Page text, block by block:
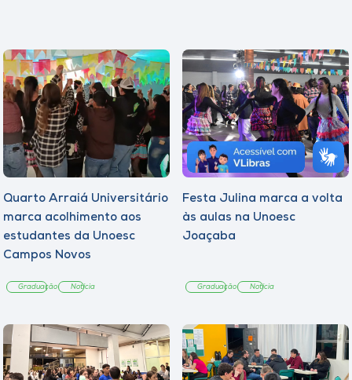
Quarto Arraiá Universitário
marca acolhimento aos
estudantes da Unoesc
Campos Novos
Graduação Notícia
Festa Julina marca a volta
às aulas na Unoesc
Joaçaba
Graduação Notícia